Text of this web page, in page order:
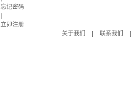
忘记密码
立即注册
关于我们
联系我们